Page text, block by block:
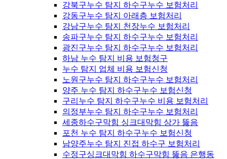
강북구누수 탐지 하수구누수 보험처리
강동구누수 탐지 아래층 보험처리
강남구누수 탐지 천장누수 보험처리
송파구누수 탐지 하수구누수 보험처리
광진구누수 탐지 하수구누수 보험처리
하남 누수 탐지 비용 보험청구
누수 탐지 업체 비용 보험신청
노원구누수 탐지 하수구누수 보험처리
양주 누수 탐지 하수구누수 보험신청
구리누수 탐지 하수구누수 비용 보험처리
의정부누수 탐지 하수구누수 보험처리
세종하수구막힘 싱크대막힘 상가 뚫음
포천 누수 탐지 하수구누수 보험신청
남양주누수 탐지 진접 하수구 보험처리
수정구싱크대막힘 하수구막힘 뚫음 은행동